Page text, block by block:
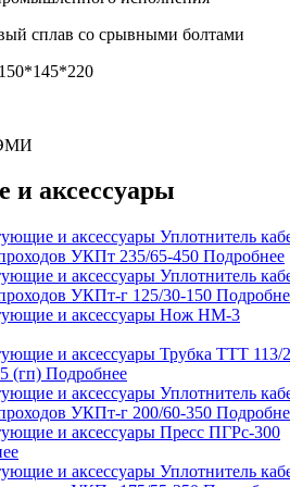
сплав со срывными болтами
аксессуары
УКПт 235/65-450 Подробнее
УКПт-г 125/30-150
(гп) Подробнее
УКПт-г 200/60-350